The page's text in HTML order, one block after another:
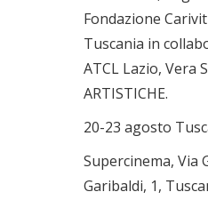
Fondazione
Tuscania in
ATCL Lazio, Vera
ARTISTICHE.
20-23 agosto
Supercinema, Via
Garibaldi, 1,